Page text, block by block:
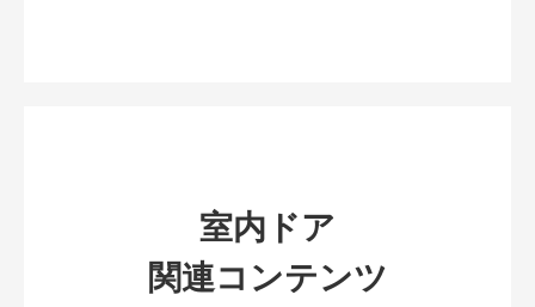
室内ドア
関連コンテンツ